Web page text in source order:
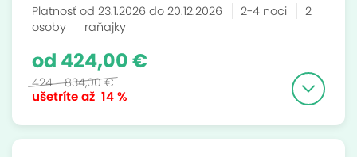
Platnosť od 23.1.2026 do 20.12.2026 2-4 noci
2
osoby
raňajky
ušetríte až 14 %
od 424,00 €
424 - 834,00 €